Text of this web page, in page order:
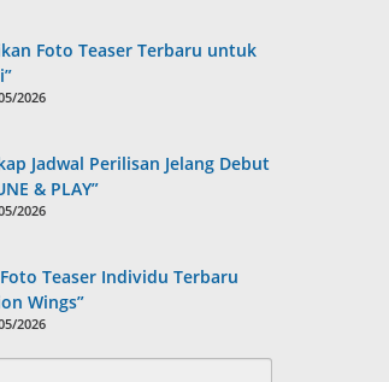
Foto Teaser Terbaru untuk
2026
Jadwal Perilisan Jelang Debut
& PLAY”
2026
Teaser Individu Terbaru
Wings”
2026